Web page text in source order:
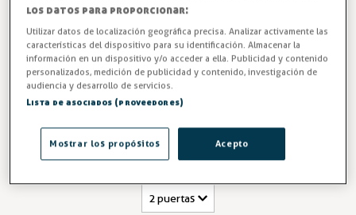
2 o 3 puertas. Fondo 700 mm y altura 850 mm (300 y 500
litros respectivamente). GASTROEQUIP FOMR. Optimiza tu
cocina profesional con la Mesa Snack Refrigerada de
Hostelería, disponible con 2 o 3 puertas. Mantén alimentos
entre +1 y +16 ºC con su diseño compacto de fondo 700
mm.
Entrega en 24/48h
los datos para proporcionar:
Utilizar datos de localización geográfica precisa. Analizar activamente las
características del dispositivo para su identificación. Almacenar la
información en un dispositivo y/o acceder a ella. Publicidad y contenido
personalizados, medición de publicidad y contenido, investigación de
audiencia y desarrollo de servicios.
Lista de asociados (proveedores)
Acepto
Mostrar los propósitos